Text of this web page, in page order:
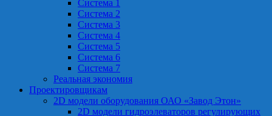
Система 1
Система 2
Система 3
Система 4
Система 5
Система 6
Система 7
Реальная экономия
Проектировщикам
2D модели оборудования ОАО «Завод Этон»
2D модели гидроэлеваторов регулирующих